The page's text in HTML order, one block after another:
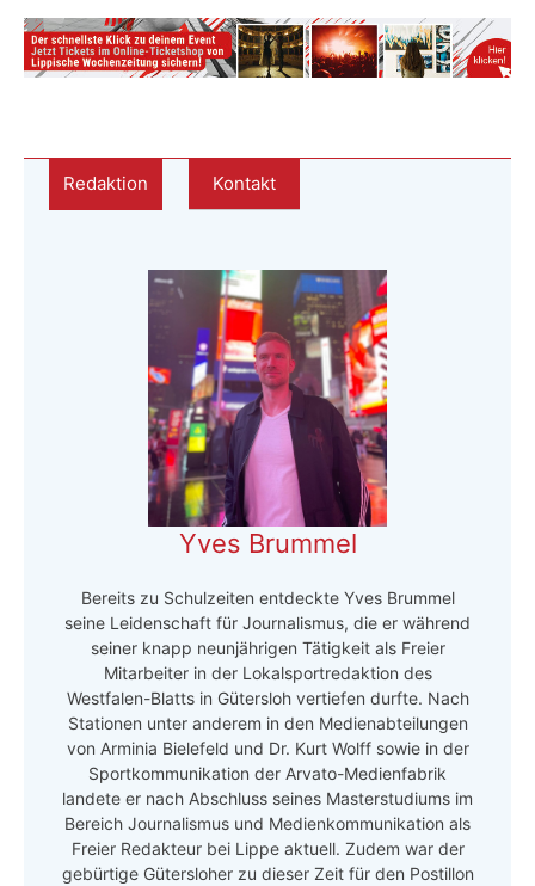
Redaktion Kontakt
Yves Brummel
Bereits zu Schulzeiten entdeckte Yves Brummel
seine Leidenschaft für Journalismus, die er während
seiner knapp neunjährigen Tätigkeit als Freier
Mitarbeiter in der Lokalsportredaktion des
Westfalen-Blatts in Gütersloh vertiefen durfte. Nach
Stationen unter anderem in den Medienabteilungen
von Arminia Bielefeld und Dr. Kurt Wolff sowie in der
Sportkommunikation der Arvato-Medienfabrik
landete er nach Abschluss seines Masterstudiums im
Bereich Journalismus und Medienkommunikation als
Freier Redakteur bei Lippe aktuell. Zudem war der
gebürtige Gütersloher zu dieser Zeit für den Postillon